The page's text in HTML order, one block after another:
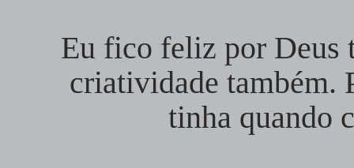
Eu fico feliz por Deus
criatividade também.
tinha quando